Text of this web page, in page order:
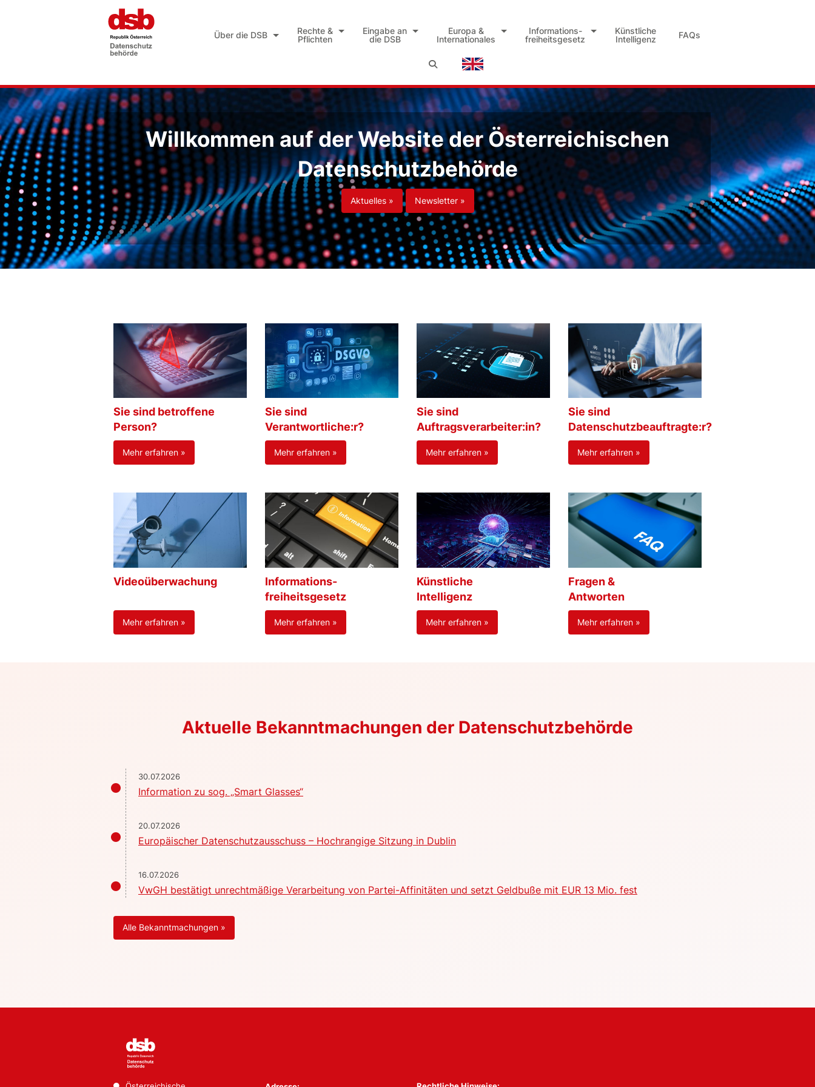
Über die DSB
Rechte &
Pflichten
Eingabe an
die DSB
Europa &
Internationales
Informations-
freiheitsgesetz
Künstliche
Intelligenz
FAQs
Willkommen auf der Website der Österreichischen
Datenschutzbehörde
Aktuelles » Newsletter »
Sie sind betroffene
Person?
Mehr erfahren »
Sie sind
Verantwortliche:r?
Mehr erfahren »
Sie sind
Auftragsverarbeiter:in?
Mehr erfahren »
Sie sind
Datenschutzbeauftragte:r?
Mehr erfahren »
Videoüberwachung
Mehr erfahren »
Informations-
freiheitsgesetz
Mehr erfahren »
Künstliche
Intelligenz
Mehr erfahren »
Fragen &
Antworten
Mehr erfahren »
Aktuelle Bekanntmachungen der Datenschutzbehörde
30.07.2026
Information zu sog. „Smart Glasses“
20.07.2026
Europäischer Datenschutzausschuss – Hochrangige Sitzung in Dublin
16.07.2026
VwGH bestätigt unrechtmäßige Verarbeitung von Partei-Affinitäten und setzt Geldbuße mit EUR 13 Mio. fest
Alle Bekanntmachungen »